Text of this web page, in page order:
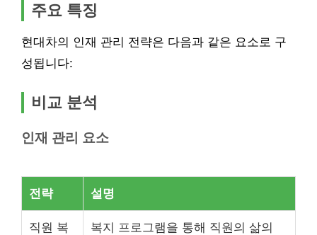
주요 특징
현대차의 인재 관리 전략은 다음과 같은 요소로 구
성됩니다:
비교 분석
인재 관리 요소
전략 설명
직원 복
복지 프로그램을 통해 직원의 삶의